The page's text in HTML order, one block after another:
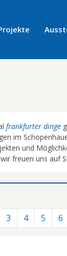
frankfurter dinge
im
und
freuen uns auf
3 4 5 6